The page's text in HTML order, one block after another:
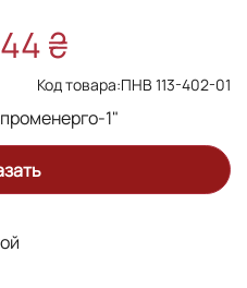
₴
Код товара:ПНВ 113-402-01
1"